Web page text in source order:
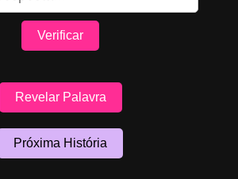
Verificar
Revelar Palavra
Próxima História